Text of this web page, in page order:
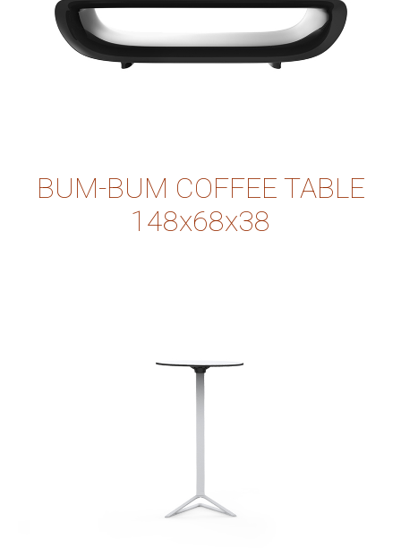
BUM-BUM COFFEE TABLE
148x68x38